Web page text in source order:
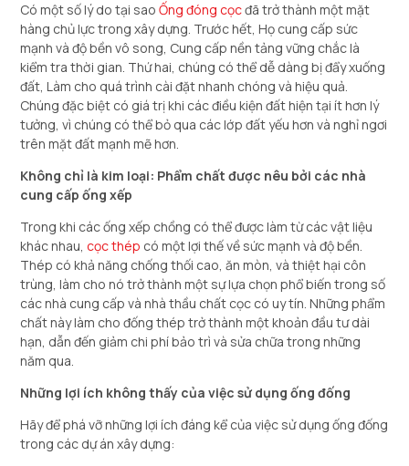
Có một số lý do tại saoỐng đóng cọcđã trở thành một mặt
hàng chủ lực trong xây dựng. Trước hết, Họ cung cấp sức
mạnh và độ bền vô song, Cung cấp nền tảng vững chắc là
kiểm tra thời gian. Thứ hai, chúng có thể dễ dàng bị đẩy xuống
đất, Làm cho quá trình cài đặt nhanh chóng và hiệu quả.
Chúng đặc biệt có giá trị khi các điều kiện đất hiện tại ít hơn lý
tưởng, vì chúng có thể bỏ qua các lớp đất yếu hơn và nghỉ ngơi
trên mặt đất mạnh mẽ hơn.
Không chỉ là kim loại: Phẩm chất được nêu bởi các nhà
cung cấp ống xếp
Trong khi các ống xếp chồng có thể được làm từ các vật liệu
khác nhau, cọc thép có một lợi thế về sức mạnh và độ bền.
Thép có khả năng chống thối cao, ăn mòn, và thiệt hại côn
trùng, làm cho nó trở thành một sự lựa chọn phổ biến trong số
các nhà cung cấp và nhà thầu chất cọc có uy tín. Những phẩm
chất này làm cho đống thép trở thành một khoản đầu tư dài
hạn, dẫn đến giảm chi phí bảo trì và sửa chữa trong những
năm qua.
Những lợi ích không thấy của việc sử dụng ống đống
Hãy để phá vỡ những lợi ích đáng kể của việc sử dụng ống đống
trong các dự án xây dựng: